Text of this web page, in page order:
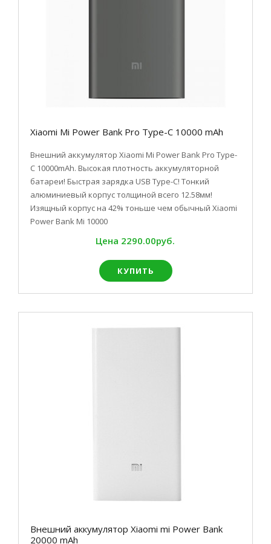
Xiaomi Mi Power Bank Pro Type-C 10000 mAh
Внешний аккумулятор Xiaomi Mi Power Bank Pro Type-
C 10000mAh. Высокая плотность аккумуляторной
батареи! Быстрая зарядка USB Type-C! Тонкий
алюминиевый корпус толщиной всего 12.58мм!
Изящный корпус на 42% тоньше чем обычный Xiaomi
Power Bank Mi 10000
Цена 2290.00руб.
КУПИТЬ
Внешний аккумулятор Xiaomi mi Power Bank
20000 mAh